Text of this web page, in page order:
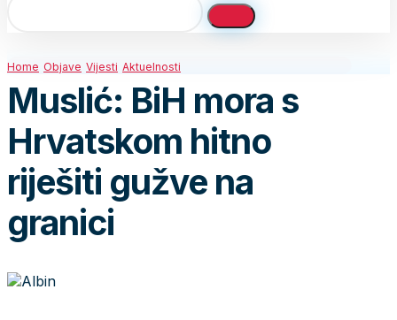
Home Objave Vijesti Aktuelnosti
Muslić: BiH mora s
Hrvatskom hitno
riješiti gužve na
granici